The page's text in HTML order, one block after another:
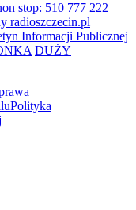
stop: 510 777 222
radioszczecin.pl
Informacji Publicznej
DUŻY
Polityka